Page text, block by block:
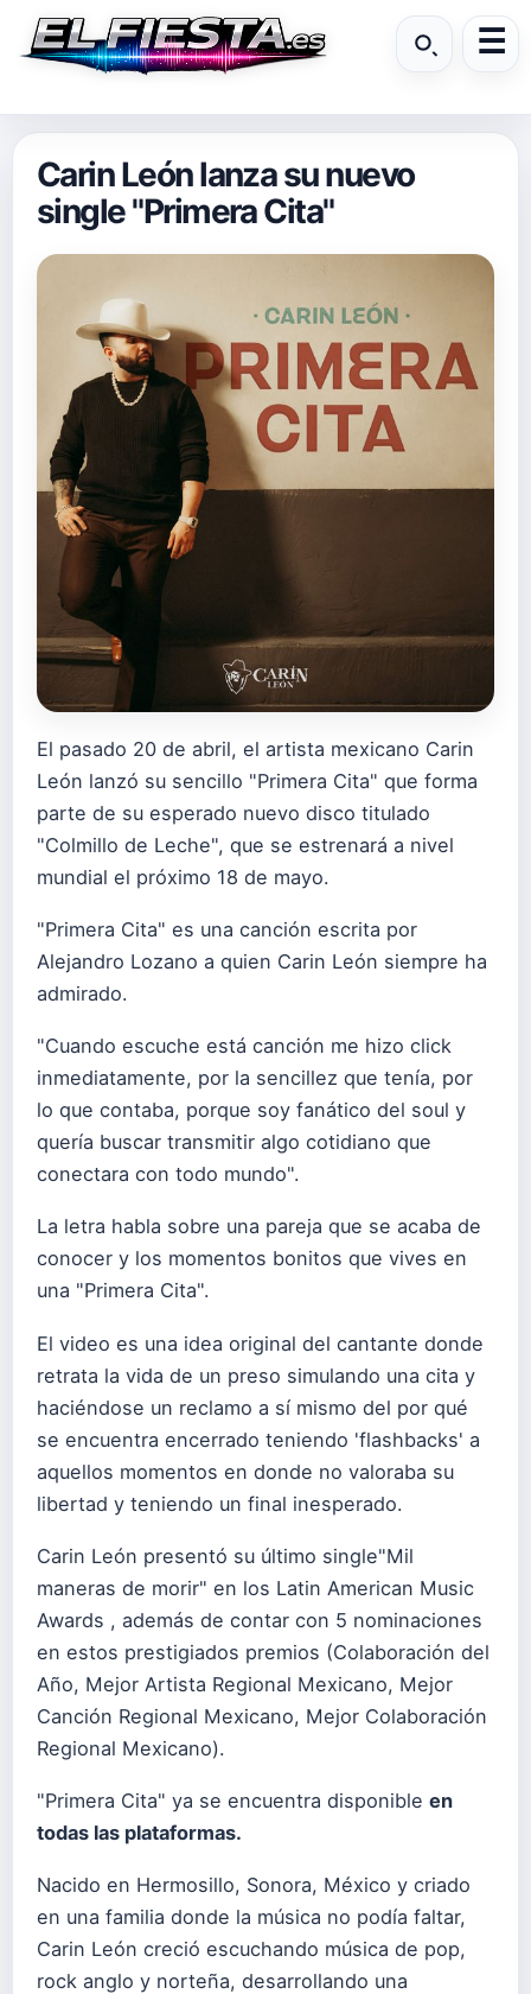
Carin León lanza su nuevo
single "Primera Cita"
El pasado 20 de abril, el artista mexicano Carin
León lanzó su sencillo "Primera Cita" que forma
parte de su esperado nuevo disco titulado
"Colmillo de Leche", que se estrenará a nivel
mundial el próximo 18 de mayo.
"Primera Cita" es una canción escrita por
Alejandro Lozano a quien Carin León siempre ha
admirado.
"Cuando escuche está canción me hizo click
inmediatamente, por la sencillez que tenía, por
lo que contaba, porque soy fanático del soul y
quería buscar transmitir algo cotidiano que
conectara con todo mundo".
La letra habla sobre una pareja que se acaba de
conocer y los momentos bonitos que vives en
una "Primera Cita".
El video es una idea original del cantante donde
retrata la vida de un preso simulando una cita y
haciéndose un reclamo a sí mismo del por qué
se encuentra encerrado teniendo 'flashbacks' a
aquellos momentos en donde no valoraba su
libertad y teniendo un final inesperado.
Carin León presentó su último single"Mil
maneras de morir" en los Latin American Music
Awards , además de contar con 5 nominaciones
en estos prestigiados premios (Colaboración del
Año, Mejor Artista Regional Mexicano, Mejor
Canción Regional Mexicano, Mejor Colaboración
Regional Mexicano).
"Primera Cita" ya se encuentra disponible en
todas las plataformas.
Nacido en Hermosillo, Sonora, México y criado
en una familia donde la música no podía faltar,
Carin León creció escuchando música de pop,
rock anglo y norteña, desarrollando una